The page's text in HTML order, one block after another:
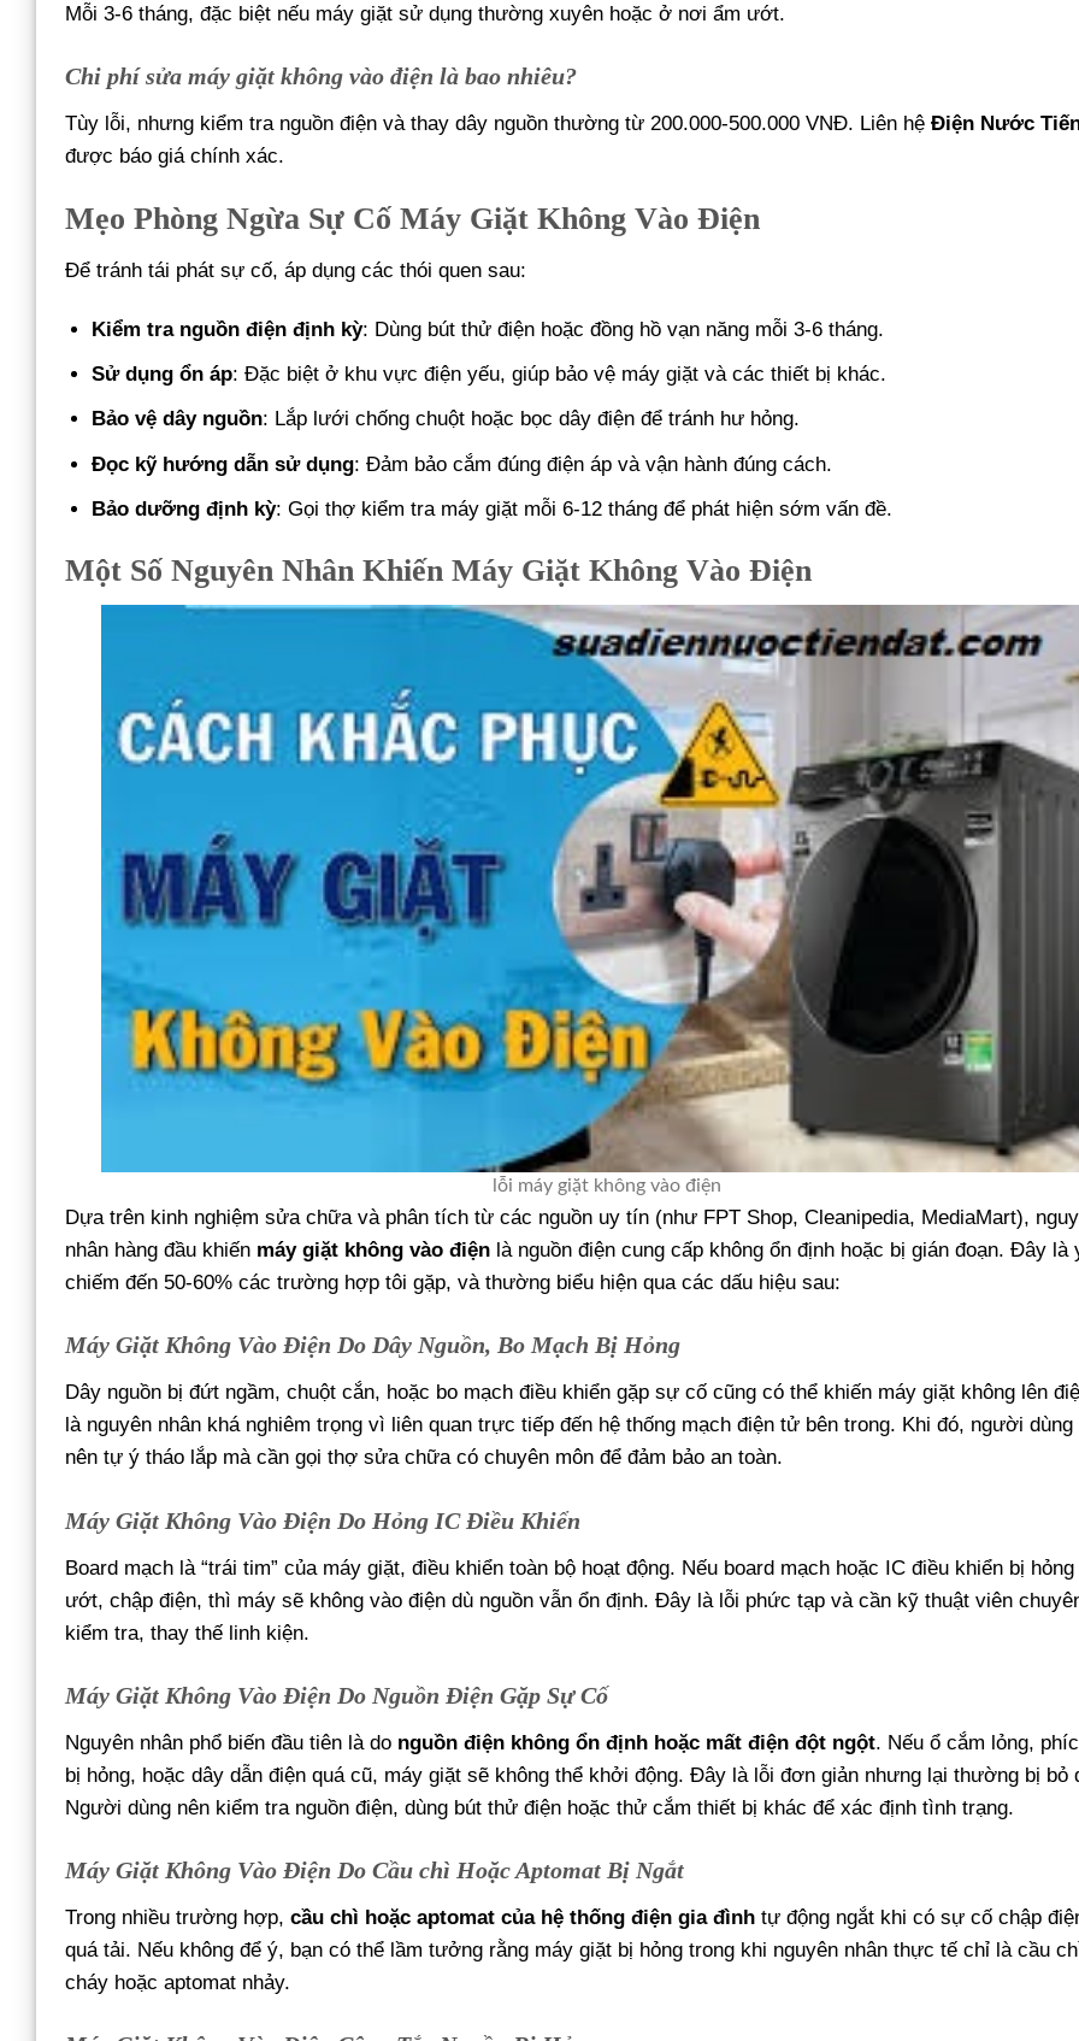
Mỗi 3-6 tháng, đặc biệt nếu máy giặt sử dụng thường xuyên hoặc ở nơi ẩm ướt.
Chi phí sửa máy giặt không vào điện là bao nhiêu?
Tùy lỗi, nhưng kiểm tra nguồn điện và thay dây nguồn thường từ 200.000-500.000 VNĐ. Liên hệ Điện Nước
được báo giá chính xác.
Mẹo Phòng Ngừa Sự Cố Máy Giặt Không Vào Điện
Để tránh tái phát sự cố, áp dụng các thói quen sau:
Kiểm tra nguồn điện định kỳ: Dùng bút thử điện hoặc đồng hồ vạn năng mỗi 3-6 tháng.
Sử dụng ổn áp: Đặc biệt ở khu vực điện yếu, giúp bảo vệ máy giặt và các thiết bị khác.
Bảo vệ dây nguồn: Lắp lưới chống chuột hoặc bọc dây điện để tránh hư hỏng.
Đọc kỹ hướng dẫn sử dụng: Đảm bảo cắm đúng điện áp và vận hành đúng cách.
Bảo dưỡng định kỳ: Gọi thợ kiểm tra máy giặt mỗi 6-12 tháng để phát hiện sớm vấn đề.
Một Số Nguyên Nhân Khiến Máy Giặt Không Vào Điện
lỗi máy giặt không vào điện
Dựa trên kinh nghiệm sửa chữa và phân tích từ các nguồn uy tín (như FPT Shop, Cleanipedia, MediaMart),
nhân hàng đầu khiến máy giặt không vào điện là nguồn điện cung cấp không ổn định hoặc bị gián đoạn. Đây là
chiếm đến 50-60% các trường hợp tôi gặp, và thường biểu hiện qua các dấu hiệu sau:
Máy Giặt Không Vào Điện Do Dây Nguồn, Bo Mạch Bị Hỏng
Dây nguồn bị đứt ngầm, chuột cắn, hoặc bo mạch điều khiển gặp sự cố cũng có thể khiến máy giặt không lên
là nguyên nhân khá nghiêm trọng vì liên quan trực tiếp đến hệ thống mạch điện tử bên trong. Khi đó, người dùng
nên tự ý tháo lắp mà cần gọi thợ sửa chữa có chuyên môn để đảm bảo an toàn.
Máy Giặt Không Vào Điện Do Hỏng IC Điều Khiển
Board mạch là “trái tim” của máy giặt, điều khiển toàn bộ hoạt động. Nếu board mạch hoặc IC điều khiển bị hỏng
ướt, chập điện, thì máy sẽ không vào điện dù nguồn vẫn ổn định. Đây là lỗi phức tạp và cần kỹ thuật viên
kiểm tra, thay thế linh kiện.
Máy Giặt Không Vào Điện Do Nguồn Điện Gặp Sự Cố
Nguyên nhân phổ biến đầu tiên là do nguồn điện không ổn định hoặc mất điện đột ngột. Nếu ổ cắm lỏng,
bị hỏng, hoặc dây dẫn điện quá cũ, máy giặt sẽ không thể khởi động. Đây là lỗi đơn giản nhưng lại thường bị bỏ
Người dùng nên kiểm tra nguồn điện, dùng bút thử điện hoặc thử cắm thiết bị khác để xác định tình trạng.
Máy Giặt Không Vào Điện Do Cầu chì Hoặc Aptomat Bị Ngắt
Trong nhiều trường hợp, cầu chì hoặc aptomat của hệ thống điện gia đình tự động ngắt khi có sự cố chập
quá tải. Nếu không để ý, bạn có thể lầm tưởng rằng máy giặt bị hỏng trong khi nguyên nhân thực tế chỉ là cầu
cháy hoặc aptomat nhảy.